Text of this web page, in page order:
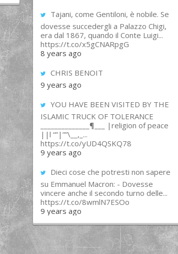
Tajani, come Gentiloni, è nobile. Se
dovesse succedergli a Palazzo Chigi,
era dal 1867, quando il Conte Luigi...
https://t.co/x5gCNARpgG
8 years ago
CHRIS BENOIT
9 years ago
YOU HAVE BEEN VISITED BY THE
ISLAMIC TRUCK OF TOLERANCE
______________¶___ |religion of peace
||l “”|””\__,_...
https://t.co/yUD4QSKQ78
9 years ago
Dieci cose che potresti non sapere
su Emmanuel Macron: - Dovesse
vincere anche il secondo turno delle...
https://t.co/8wmlN7ESOo
9 years ago